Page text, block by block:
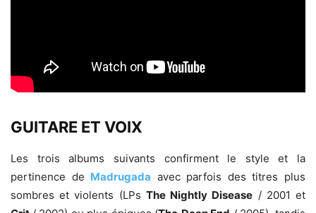
GUITARE ET VOIX
Les trois albums suivants confirment le style et la
pertinence de Madrugada avec parfois des titres plus
sombres et violents (LPs The Nightly Disease / 2001 et